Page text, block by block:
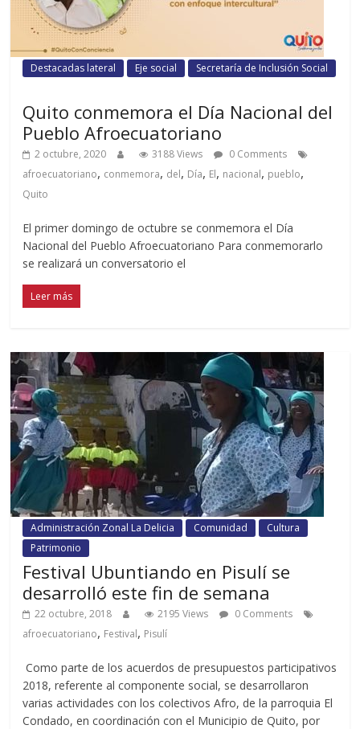
Destacadas lateral Eje social Secretaría de Inclusión Social
Quito conmemora el Día Nacional del
Pueblo Afroecuatoriano
2 octubre, 2020 3188 Views
0 Comments
afroecuatoriano, conmemora, del, Día, El, nacional, pueblo,
Quito
El primer domingo de octubre se conmemora el Día
Nacional del Pueblo Afroecuatoriano Para conmemorarlo
se realizará un conversatorio el
Leer más
Administración Zonal La Delicia Comunidad
Cultura
Patrimonio
Festival Ubuntiando en Pisulí se
desarrolló este fin de semana
22 octubre, 2018 2195 Views
0 Comments
afroecuatoriano, Festival, Pisulí
Como parte de los acuerdos de presupuestos participativos
2018, referente al componente social, se desarrollaron
varias actividades con los colectivos Afro, de la parroquia El
Condado, en coordinación con el Municipio de Quito, por